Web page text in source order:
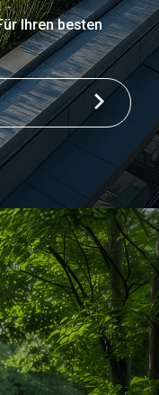
Ihren besten